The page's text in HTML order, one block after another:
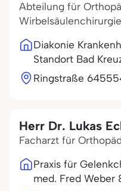
Abteilung für
Diakonie
Standort Bad
Ringstraße 64
Herr Dr. Lukas
Facharzt für
Praxis für
med. Fred Weber